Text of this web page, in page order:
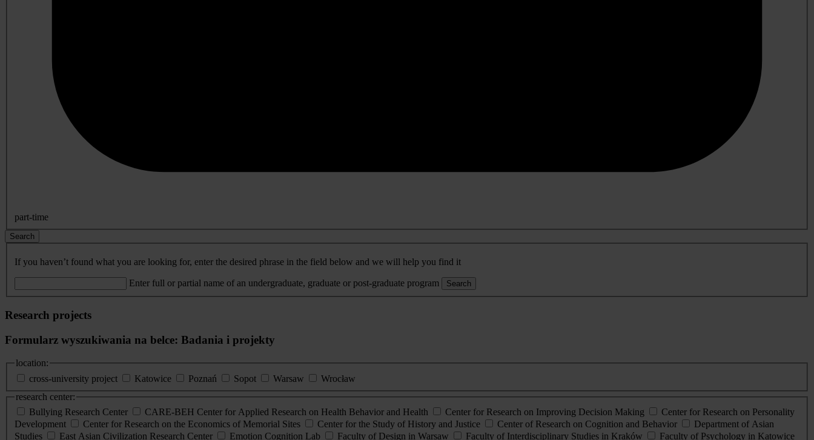
part-time
Search
If you haven’t found what you are looking for, enter the desired phrase in the field below and we will help you find it
Enter full or partial name of an undergraduate, graduate or post-graduate program Search
Research projects
Formularz wyszukiwania na belce: Badania i projekty
location:
cross-university project
Katowice Poznań Sopot Warsaw
Wrocław
research center:
Bullying Research Center
CARE-BEH Center for Applied Research on Health Behavior and Health Center for Research on Improving Decision Making
Center for Research on Personality
Development
Center for Research on the Economics of Memorial Sites Center for the Study of History and Justice Center of Research on Cognition and Behavior
Department of Asian
Studies
East Asian Civilization Research Center Emotion Cognition Lab Faculty of Design in Warsaw Faculty of Interdisciplinary Studies in Kraków Faculty of Psychology in Katowice